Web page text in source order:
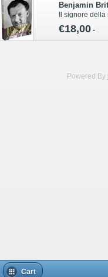
Benjamin
€18,00 -
Powered By
Cart